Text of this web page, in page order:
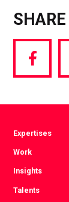
Share
via
Expertises
Work
Insights
Talents